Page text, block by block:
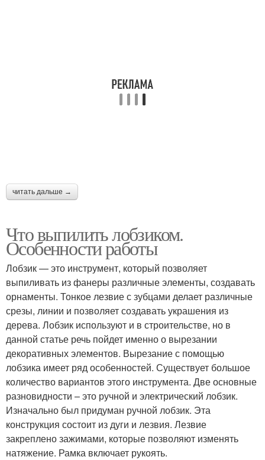
читать дальше →
Что выпилить лобзиком.
Особенности работы
Лобзик — это инструмент, который позволяет
выпиливать из фанеры различные элементы, создавать
орнаменты. Тонкое лезвие с зубцами делает различные
срезы, линии и позволяет создавать украшения из
дерева. Лобзик используют и в строительстве, но в
данной статье речь пойдет именно о вырезании
декоративных элементов. Вырезание с помощью
лобзика имеет ряд особенностей. Существует большое
количество вариантов этого инструмента. Две основные
разновидности – это ручной и электрический лобзик.
Изначально был придуман ручной лобзик. Эта
конструкция состоит из дуги и лезвия. Лезвие
закреплено зажимами, которые позволяют изменять
натяжение. Рамка включает рукоять.